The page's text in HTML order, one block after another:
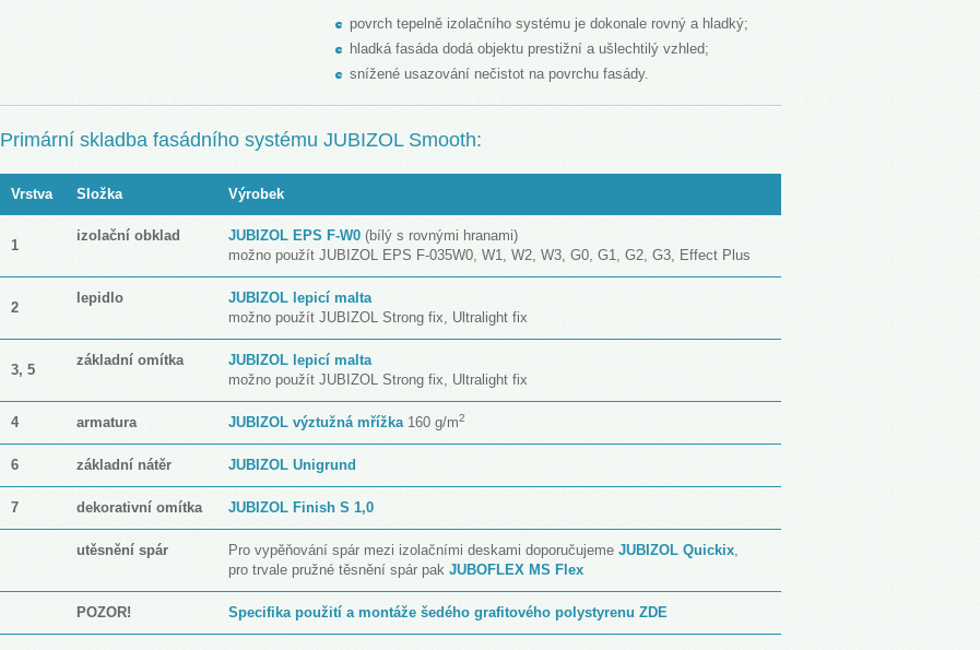
povrch tepelně izolačního systému je dokonale rovný a hladký;
hladká fasáda dodá objektu prestižní a ušlechtilý vzhled;
snížené usazování nečistot na povrchu fasády.
Primární skladba fasádního systému JUBIZOL Smooth:
Vrstva Složka Výrobek
1
izolační obklad JUBIZOL EPS F-W0 (bílý s rovnými hranami)
možno použít JUBIZOL EPS F-035W0, W1, W2, W3, G0, G1, G2, G3, Effect Plus
2
lepidlo
JUBIZOL lepicí malta
možno použít JUBIZOL Strong fix, Ultralight fix
3, 5
základní omítka
JUBIZOL lepicí malta
možno použít JUBIZOL Strong fix, Ultralight fix
4 armatura JUBIZOL výztužná mřížka160 g/m2
6 základní nátěr JUBIZOL Unigrund
7 dekorativní omítka JUBIZOL Finish S 1,0
utěsnění spár Pro vypěňování spár mezi izolačními deskami doporučujeme JUBIZOL Quickix,
pro trvale pružné těsnění spár pak JUBOFLEX MS Flex
POZOR! Specifika použití a montáže šedého grafitového polystyrenu ZDE